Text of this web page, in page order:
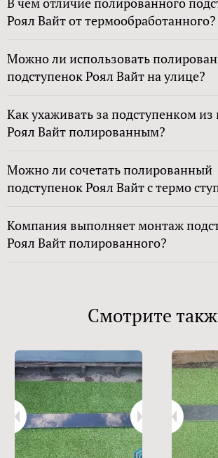
Роял Вайт от термообработанного?
Можно ли использовать
подступенок Роял Вайт на улице?
Как ухаживать за подступенком из
Роял Вайт полированным?
Можно ли сочетать полированный
подступенок Роял Вайт с термо
Компания выполняет монтаж
Роял Вайт полированного?
Смотрите